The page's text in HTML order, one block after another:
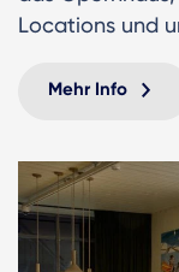
Locations und
Mehr Info